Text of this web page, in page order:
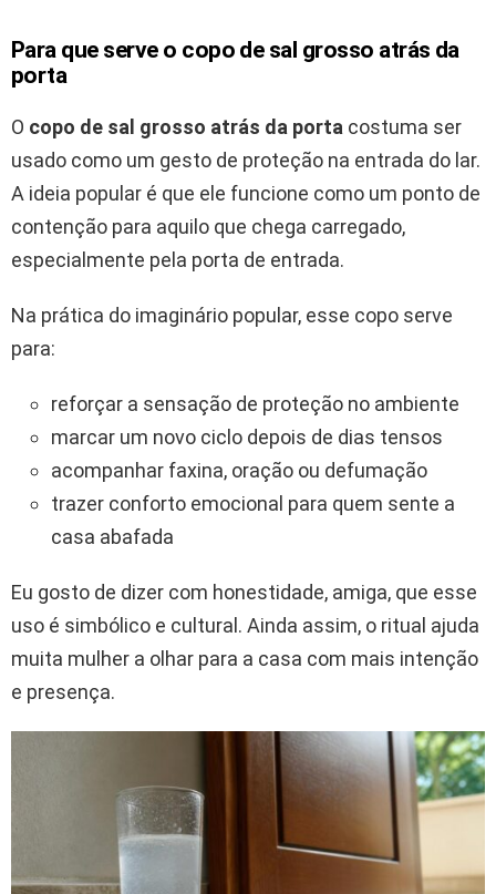
Para que serve o copo de sal grosso atrás da
porta
O copo de sal grosso atrás da porta costuma ser
usado como um gesto de proteção na entrada do lar.
A ideia popular é que ele funcione como um ponto de
contenção para aquilo que chega carregado,
especialmente pela porta de entrada.
Na prática do imaginário popular, esse copo serve
para:
reforçar a sensação de proteção no ambiente
marcar um novo ciclo depois de dias tensos
acompanhar faxina, oração ou defumação
trazer conforto emocional para quem sente a
casa abafada
Eu gosto de dizer com honestidade, amiga, que esse
uso é simbólico e cultural. Ainda assim, o ritual ajuda
muita mulher a olhar para a casa com mais intenção
e presença.